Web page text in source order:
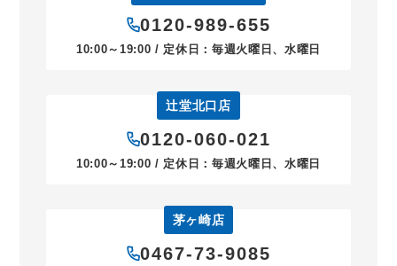
0120-989-655
10:00～19:00 / 定休日：毎週火曜日、水曜日
辻堂北口店
0120-060-021
10:00～19:00 / 定休日：毎週火曜日、水曜日
茅ヶ崎店
0467-73-9085